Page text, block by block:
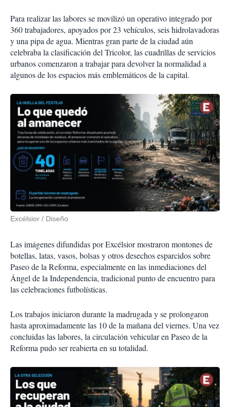
Para realizar las labores se movilizó un operativo integrado por
360 trabajadores, apoyados por 23 vehículos, seis hidrolavadoras
y una pipa de agua. Mientras gran parte de la ciudad aún
celebraba la clasificación del Tricolor, las cuadrillas de servicios
urbanos comenzaron a trabajar para devolver la normalidad a
algunos de los espacios más emblemáticos de la capital.
Excélsior / Diseño
Las imágenes difundidas por Excélsior mostraron montones de
botellas, latas, vasos, bolsas y otros desechos esparcidos sobre
Paseo de la Reforma, especialmente en las inmediaciones del
Ángel de la Independencia, tradicional punto de encuentro para
las celebraciones futbolísticas.
Los trabajos iniciaron durante la madrugada y se prolongaron
hasta aproximadamente las 10 de la mañana del viernes. Una vez
concluidas las labores, la circulación vehicular en Paseo de la
Reforma pudo ser reabierta en su totalidad.